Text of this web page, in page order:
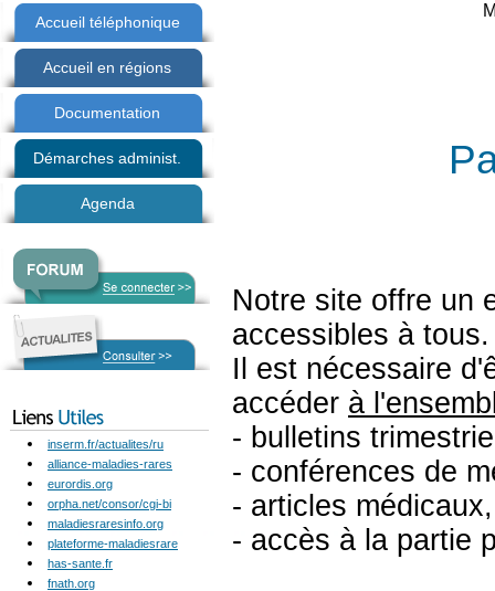
Notre site offre un
accessibles à tous.
Il est nécessaire
accéder à
- bulletins
- conférences de
- articles médicaux,
- accès à la partie
Accueil téléphonique
Accueil en régions
Documentation
Démarches administ.
Agenda
inserm.fr/actualites/ru
alliance-maladies-rares
eurordis.org
orpha.net/consor/cgi-bi
maladiesraresinfo.org
plateforme-maladiesrare
has-sante.fr
fnath.org